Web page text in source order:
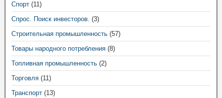
Спорт (11)
Спрос. Поиск инвесторов. (3)
Строительная промышленность (57)
Товары народного потребления (8)
Топливная промышленность (2)
Торговля (11)
Транспорт (13)